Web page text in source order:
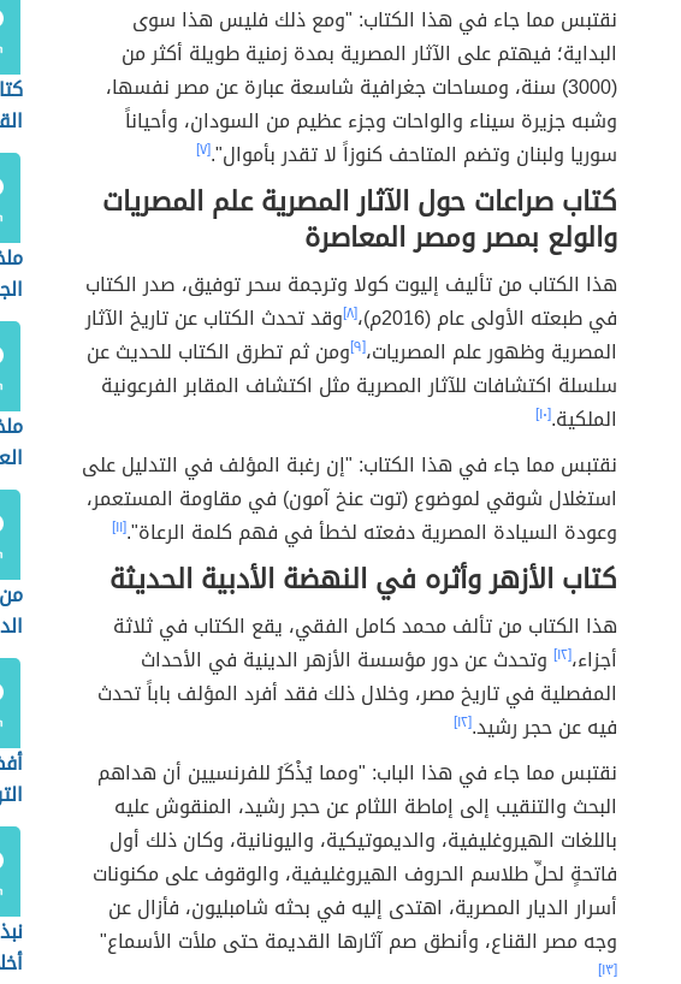
نقتبس مما جاء في هذا الكتاب: "ومع ذلك فليس هذا سوى
البداية؛ فيهتم على الآثار المصرية بمدة زمنية طويلة أكثر من
(3000) سنة، ومساحات جغرافية شاسعة عبارة عن مصر نفسها،
وشبه جزيرة سيناء والواحات وجزء عظيم من السودان، وأحياناً
سوريا ولبنان وتضم المتاحف كنوزاً لا تقدر بأموال".[٧]
كتاب صراعات حول الآثار المصرية علم المصريات
والولع بمصر ومصر المعاصرة
هذا الكتاب من تأليف إليوت كولا وترجمة سحر توفيق، صدر الكتاب
في طبعته الأولى عام (2016م)،
[٨] وقد تحدث الكتاب عن تاريخ الآثار
المصرية وظهور علم المصريات،[٩] ومن ثم تطرق الكتاب للحديث عن
سلسلة اكتشافات للآثار المصرية مثل اكتشاف المقابر الفرعونية
الملكية.[١٠]
نقتبس مما جاء في هذا الكتاب: "إن رغبة المؤلف في التدليل على
استغلال شوقي لموضوع (توت عنخ آمون) في مقاومة المستعمر،
وعودة السيادة المصرية دفعته لخطأ في فهم كلمة الرعاة".[١١]
كتاب الأزهر وأثره في النهضة الأدبية الحديثة
هذا الكتاب من تألف محمد كامل الفقي، يقع الكتاب في ثلاثة
أجزاء،[١٢]
وتحدث عن دور مؤسسة الأزهر الدينية في الأحداث
المفصلية في تاريخ مصر، وخلال ذلك فقد أفرد المؤلف باباً تحدث
فيه عن حجر رشيد.[١٢]
نقتبس مما جاء في هذا الباب: "ومما يُذْكَرُ للفرنسيين أن هداهم
البحث والتنقيب إلى إماطة اللثام عن حجر رشيد، المنقوش عليه
باللغات الهيروغليفية، والديموتيكية، واليونانية، وكان ذلك أول
فاتحةٍ لحلِّ طلاسم الحروف الهيروغليفية، والوقوف على مكنونات
أسرار الديار المصرية، اهتدى إليه في بحثه شامبليون، فأزال عن
وجه مصر القناع، وأنطق صم آثارها القديمة حتى ملأت الأسماع"
[١٣]